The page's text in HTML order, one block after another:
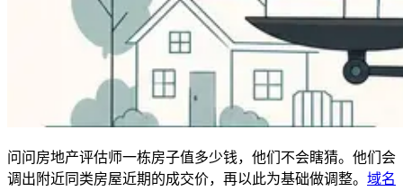
问问房地产评估师一栋房子值多少钱，他们不会瞎猜。他们会
调出附近同类房屋近期的成交价，再以此为基础做调整。 域名